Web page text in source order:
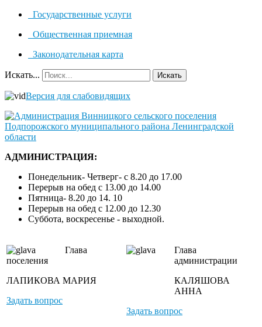
Государственные услуги
Общественная приемная
Законодательная карта
Искать... Искать
Версия для слабовидящих
АДМИНИСТРАЦИЯ:
Понедельник- Четверг- с 8.20 до 17.00
Перерыв на обед с 13.00 до 14.00
Пятница- 8.20 до 14. 10
Перерыв на обед с 12.00 до 12.30
Суббота, воскресенье - выходной.
Глава
поселения
ЛАПИКОВА МАРИЯ
Задать вопрос
Глава
администрации
КАЛЯШОВА
АННА
Задать вопрос